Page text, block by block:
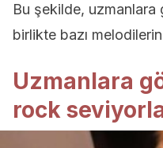
Bu şekilde,
birlikte bazı
Uzmanlara
rock